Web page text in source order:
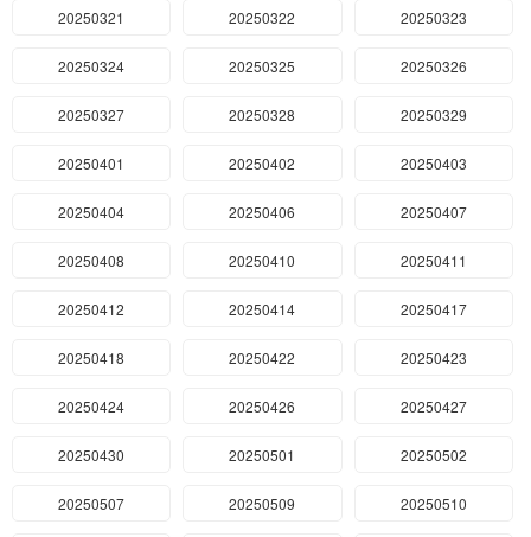
20250321 20250322 20250323
20250324 20250325 20250326
20250327 20250328 20250329
20250401 20250402 20250403
20250404 20250406 20250407
20250408 20250410 20250411
20250412 20250414 20250417
20250418 20250422 20250423
20250424 20250426 20250427
20250430 20250501 20250502
20250507 20250509 20250510